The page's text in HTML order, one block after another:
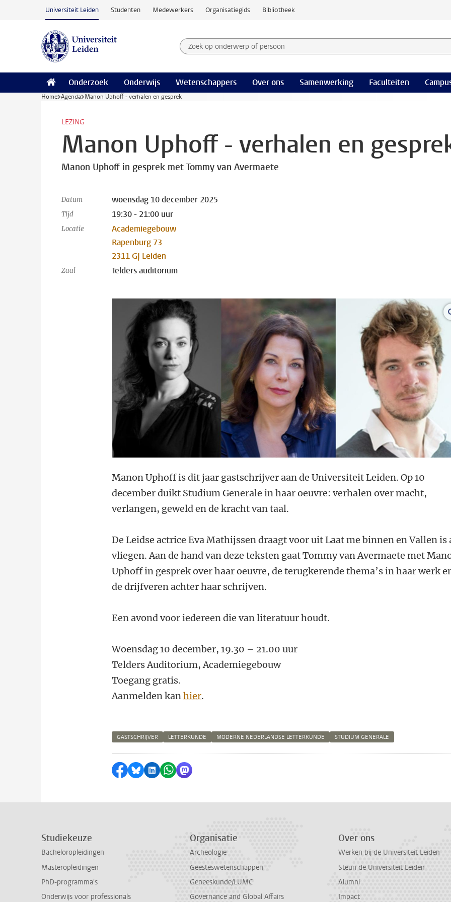
Ga naar hoofdinhoud
Universiteit Leiden Studenten Medewerkers Organisatiegids Bibliotheek
Zoek op onderwerp of persoon en selecteer categorie
Zoekterm
Onderzoek Onderwijs Wetenschappers Over ons Samenwerking Faculteiten
Home Agenda Manon Uphoff - verhalen en gesprek
LEZING
Manon Uphoff - verhalen en
Manon Uphoff in gesprek met Tommy van Avermaete
Datum woensdag 10 december 2025
Tijd 19:30 - 21:00 uur
Locatie
Academiegebouw
Rapenburg 73
2311 GJ Leiden
Zaal Telders auditorium
Manon Uphoff is dit jaar gastschrijver aan de Universiteit Leiden. Op 10
december duikt Studium Generale in haar oeuvre: verhalen over macht,
verlangen, geweld en de kracht van taal.
De Leidse actrice Eva Mathijssen draagt voor uit Laat me binnen en Vallen is
vliegen. Aan de hand van deze teksten gaat Tommy van Avermaete met
Uphoff in gesprek over haar oeuvre, de terugkerende thema’s in haar werk
de drijfveren achter haar schrijven.
Een avond voor iedereen die van literatuur houdt.
Woensdag 10 december, 19.30 – 21.00 uur
Telders Auditorium, Academiegebouw
Toegang gratis.
Aanmelden kanhier.
GASTSCHRIJVER LETTERKUNDE MODERNE NEDERLANDSE LETTERKUNDE STUDIUM GENERALE
Delen op Facebook
Delen via Bluesky
Delen op LinkedIn
Delen via WhatsApp
Delen via Mastodon
Studiekeuze
Bacheloropleidingen
Masteropleidingen
PhD-programma's
Onderwijs voor professionals
Organisatie
Archeologie
Geesteswetenschappen
Geneeskunde/LUMC
Governance and Global Affairs
Over ons
Werken bij de Universiteit Leiden
Steun de Universiteit Leiden
Alumni
Impact